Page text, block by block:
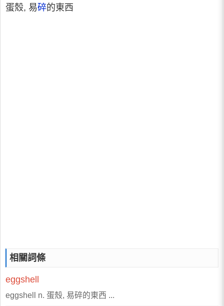
蛋殼, 易碎的東西
相關詞條
eggshell
eggshell n. 蛋殼, 易碎的東西 ...